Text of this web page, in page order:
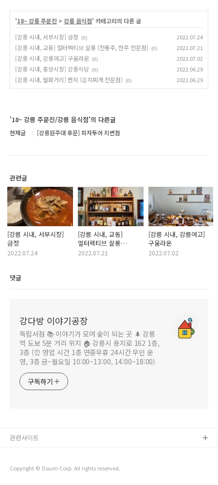
'18~ 강릉 주문진 > 강릉 음식점' 카테고리의 다른 글
[강릉 시내, 서부시장] 금정
(0) 2022.07.24
[강릉 시내, 교동] 얼터렉티브 살롱 (전통주, 한주 전문점) (0) 2022.07.21
[강릉 시내, 강릉여고] 구움라온 (0) 2022.07.02
[강릉 시내, 중앙시장] 강릉식당 (0) 2022.06.29
[강릉 시내, 월화거리] 짠지 (김치찌개 전문점) (0) 2022.06.29
'18~ 강릉 주문진/강릉 음식점'의 다른글
현재글 [강릉원주대 후문] 피자투어 지변점
관련글
[강릉 시내, 서부시장]
금정
2022.07.24
[강릉 시내, 교동]
얼터렉티브 살롱
(전통주, 한주 전문점)
2022.07.21
[강릉 시내, 강릉여고]
구움라온
2022.07.02
댓글
강다방 이야기공장
독립서점 📚 이야기가 모여 숲이 되는 곳 🌲 강릉
역 도보 5분 거리 위치 🏠 강릉시 용지로 162 1층,
3층 (⏰ 영업 시간 1층 연중무휴 24시간 무인 운
영, 3층 금~월요일 10:00~13:00, 14:00~18:00)
구독하기
Copyright © Daum Corp. All rights reserved.
관련사이트